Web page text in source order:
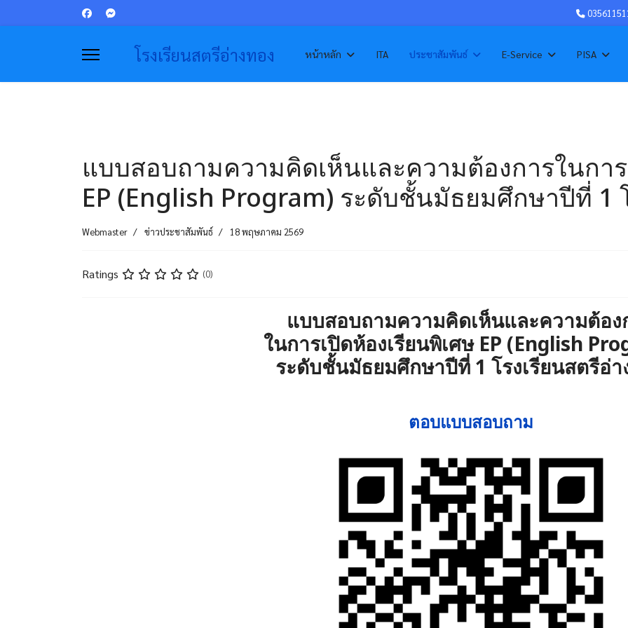
โรงเรียนสตรีอ่างทอง หน้าหลัก ITA ประชาสัมพันธ์ E-Service PISA
แบบสอบถามความคิดเห็นและความต้องการในกา
EP (English Program) ระดับชั้นมัธยมศึกษาปีที่ 1
Webmaster ข่าวประชาสัมพันธ์ 18 พฤษภาคม 2569
Ratings (0)
แบบสอบถามความคิดเห็นและความต้อง
ในการเปิดห้องเรียนพิเศษ EP (English
ระดับชั้นมัธยมศึกษาปีที่ 1 โรงเรียนสตรีอ่า
ตอบแบบสอบถาม